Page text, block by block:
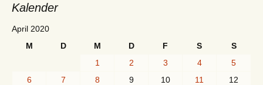
Kalender
April 2020
M
D M D F S
S
1
2 3 4
5
6
7 8 9 10 11
12